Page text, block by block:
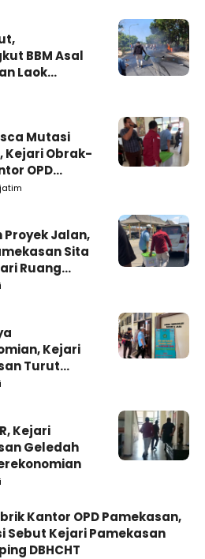
BBM Asal
Laok
Meninggal
Mutasi
Kejari Obrak-
OPD
Jalan,
Sita
Ruang
Kejari
Turut
Kejari
Geledah
Kantor OPD Pamekasan,
Sebut Kejari Pamekasan
DBHCHT